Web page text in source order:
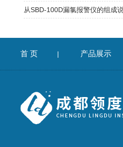
从SBD-100D漏氯报警仪的组成
首 页 | 产品展示